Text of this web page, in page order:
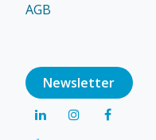
AGB
Newsl​​​​etter